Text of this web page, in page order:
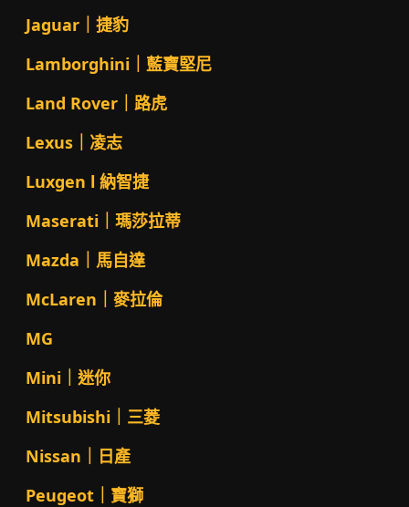
Jaguar｜捷豹
Lamborghini｜藍寶堅尼
Land Rover｜路虎
Lexus｜凌志
Luxgen l 納智捷
Maserati｜瑪莎拉蒂
Mazda｜馬自達
McLaren｜麥拉倫
MG
Mini｜迷你
Mitsubishi｜三菱
Nissan｜日產
Peugeot｜寶獅